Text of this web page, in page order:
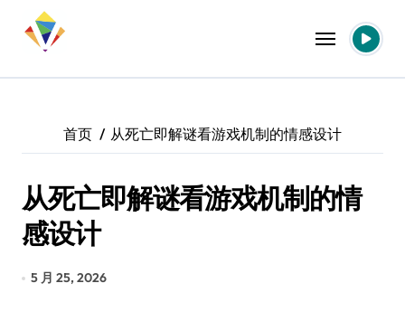
首页 从死亡即解谜看游戏机制的情感设计
从死亡即解谜看游戏机制的情
感设计
5 月 25, 2026